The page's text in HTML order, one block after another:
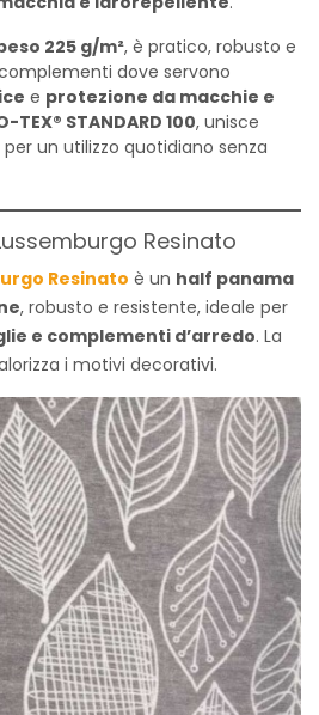
225 g/m², è pratico, robusto e
dove servono
e protezione da macchie e
TEX® STANDARD 100, unisce
un utilizzo quotidiano senza
Resinato
Resinato è un half panama
, robusto e resistente, ideale per
e complementi d’arredo. La
i motivi decorativi.